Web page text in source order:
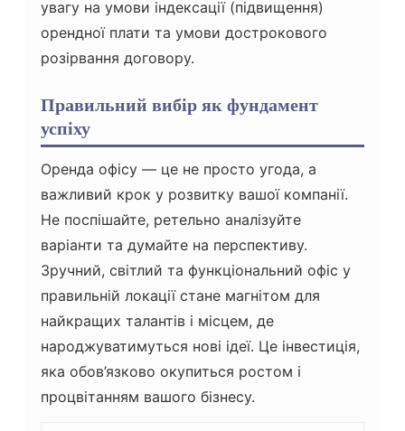
увагу на умови індексації (підвищення)
орендної плати та умови дострокового
розірвання договору.
Правильний вибір як фундамент
успіху
Оренда офісу — це не просто угода, а
важливий крок у розвитку вашої компанії.
Не поспішайте, ретельно аналізуйте
варіанти та думайте на перспективу.
Зручний, світлий та функціональний офіс у
правильній локації стане магнітом для
найкращих талантів і місцем, де
народжуватимуться нові ідеї. Це інвестиція,
яка обов’язково окупиться ростом і
процвітанням вашого бізнесу.